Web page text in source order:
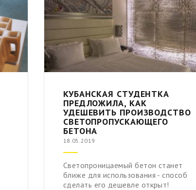
КУБАНСКАЯ СТУДЕНТКА
ПРЕДЛОЖИЛА, КАК
УДЕШЕВИТЬ ПРОИЗВОДСТВО
СВЕТОПРОПУСКАЮЩЕГО
БЕТОНА
18.05.2019
Светопроницаемый бетон станет
ближе для использования - способ
сделать его дешевле открыт!